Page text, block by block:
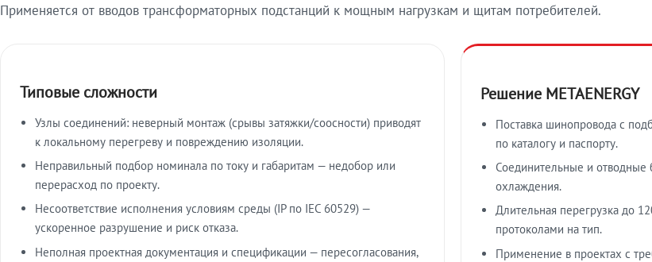
Применяется от вводов трансформаторных подстанций к мощным нагрузкам и щитам потребителей.
Типовые сложности
Узлы соединений: неверный монтаж (срывы затяжки/соосности) приводят
к локальному перегреву и повреждению изоляции.
Неправильный подбор номинала по току и габаритам — недобор или
перерасход по проекту.
Несоответствие исполнения условиям среды (IP по IEC 60529) —
ускоренное разрушение и риск отказа.
Неполная проектная документация и спецификации — пересогласования,
Решение METAENERGY
Поставка шинопровода с
по каталогу и паспорту.
Соединительные и отводные
охлаждения.
Длительная перегрузка до
протоколами на тип.
Применение в проектах с